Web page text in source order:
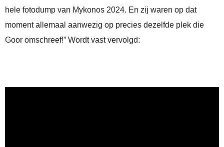
hele fotodump van Mykonos 2024. En zij waren op dat
moment allemaal aanwezig op precies dezelfde plek die
Goor omschreef!” Wordt vast vervolgd: